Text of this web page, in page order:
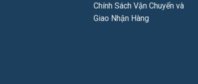
Chính Sách Vận Chuyển và
Giao Nhận Hàng